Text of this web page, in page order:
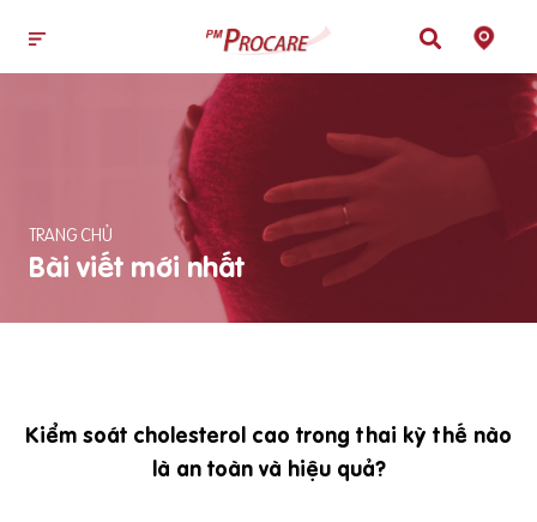
TRANG CHỦ
Bài viết mới nhất
Kiểm soát cholesterol cao trong thai kỳ thế nào
là an toàn và hiệu quả?